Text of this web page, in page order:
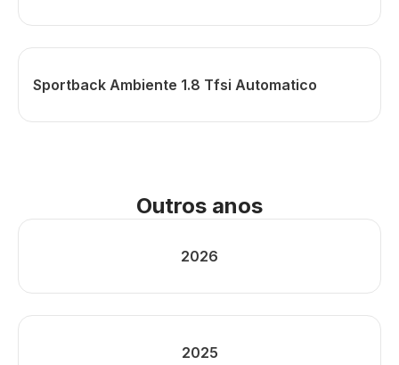
Sportback Ambiente 1.8 Tfsi Automatico
Outros anos
2026
2025